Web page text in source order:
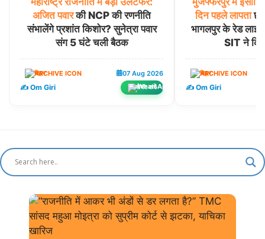
अजित पवारकी NCP की रणनीति
संभालेंगे प्रशांत किशोर? सुनेत्रा पवार
संग 5 घंटे चली बैठक
बिहार 07 Aug 2026
✍️ Om Giri शेयर करें
दिन पहले लापता
भागलपुर के रेड लाइट
SIT ने
बिहार
✍️ Om Giri